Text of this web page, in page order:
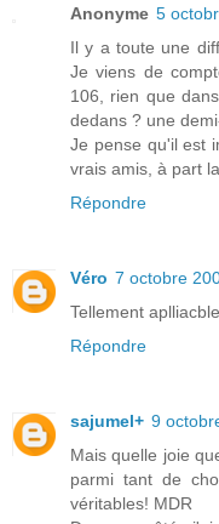
Anonyme 5
Il y a toute une
Je viens de
106, rien que
dedans ? une
Je pense qu'il est
vrais amis, à part
Répondre
Véro 7 octobre
Tellement
Répondre
sajumel+ 9
Mais quelle joie
parmi tant de
véritables! MDR